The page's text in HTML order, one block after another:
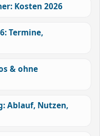
Kosten 2026
Termine,
& ohne
Ablauf, Nutzen,